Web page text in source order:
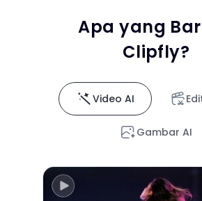
Apa yang
Clipfly?
Video AI
Gambar AI